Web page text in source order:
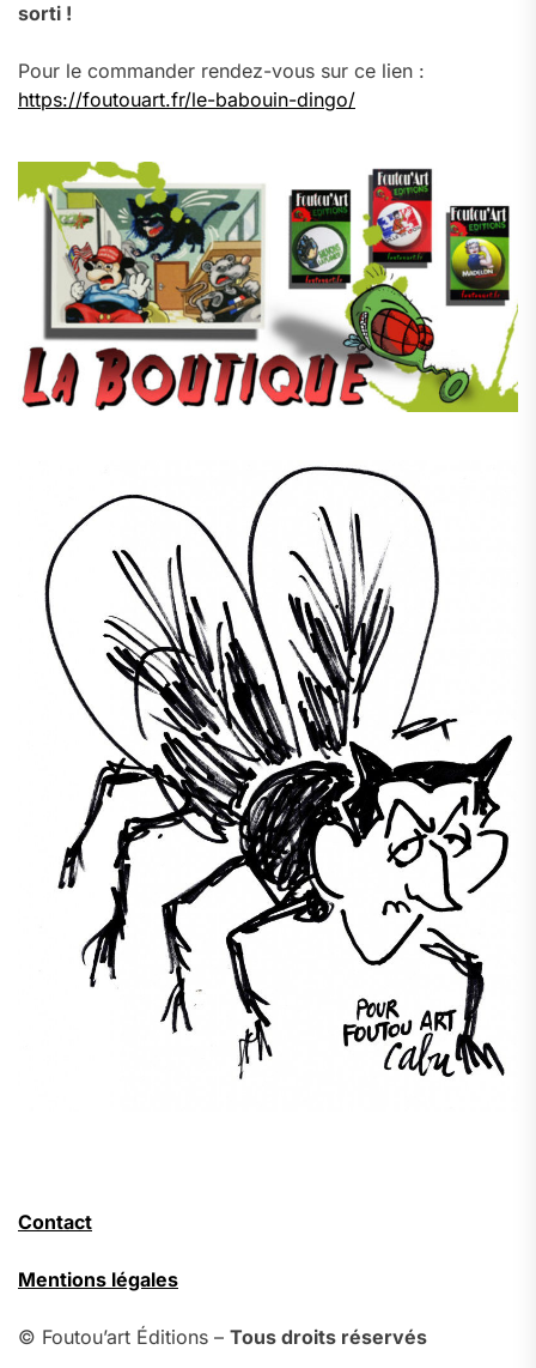
sorti !
Pour le commander rendez-vous sur ce lien :
https://foutouart.fr/le-babouin-dingo/
Contact
Mentions légales
© Foutou’art Éditions – Tous droits réservés